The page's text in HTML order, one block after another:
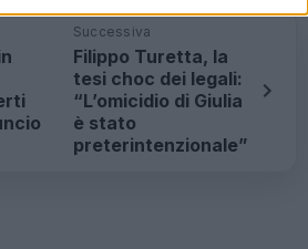
Successiva
Filippo Turetta, la
tesi choc dei legali:
“L’omicidio di Giulia
è stato
preterintenzionale”